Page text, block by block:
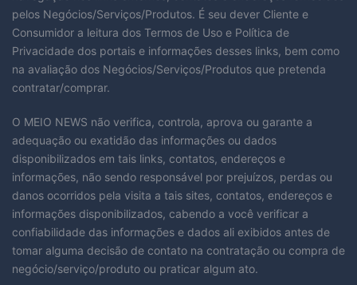
pelos Negócios/Serviços/Produtos. É seu dever Cliente e
Consumidor a leitura dos Termos de Uso e Política de
Privacidade dos portais e informações desses links, bem como
na avaliação dos Negócios/Serviços/Produtos que pretenda
contratar/comprar.
O MEIO NEWS não verifica, controla, aprova ou garante a
adequação ou exatidão das informações ou dados
disponibilizados em tais links, contatos, endereços e
informações, não sendo responsável por prejuízos, perdas ou
danos ocorridos pela visita a tais sites, contatos, endereços e
informações disponibilizados, cabendo a você verificar a
confiabilidade das informações e dados ali exibidos antes de
tomar alguma decisão de contato na contratação ou compra de
negócio/serviço/produto ou praticar algum ato.